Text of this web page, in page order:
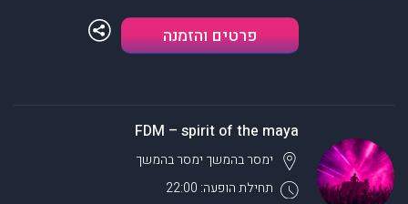
פרטים והזמנה
FDM – spirit of the maya
תחילת הופעה: 22:00
ימסר בהמשך ימסר בהמשך